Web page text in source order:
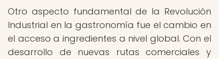
Otro aspecto fundamental de la Revolución
Industrial en la gastronomía fue el cambio en
el acceso a ingredientes a nivel global. Con el
desarrollo de nuevas rutas comerciales y